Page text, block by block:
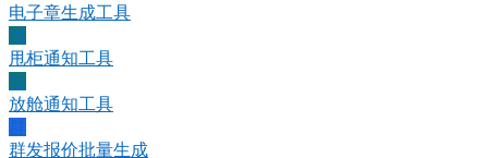
电子章生成工具
甩
甩柜通知工具
放
放舱通知工具
群
群发报价批量生成